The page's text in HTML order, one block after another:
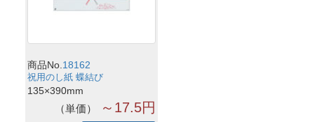
商品No.18162
祝用のし紙 蝶結び
135×390mm
単価 ～17.5円